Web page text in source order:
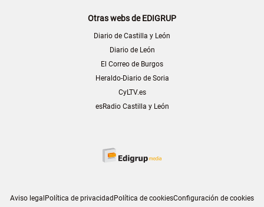
Otras webs de EDIGRUP
Diario de Castilla y León
Diario de León
El Correo de Burgos
Heraldo-Diario de Soria
CyLTV.es
esRadio Castilla y León
Aviso legalPolítica de privacidadPolítica de cookiesConfiguración de cookies